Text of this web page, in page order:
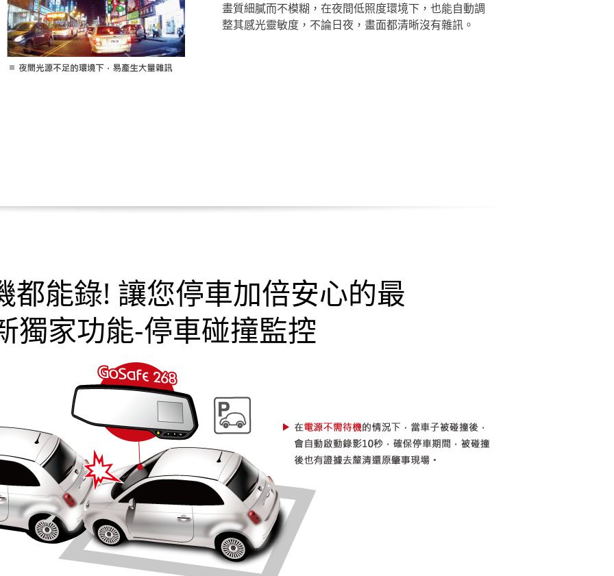
畫質細膩而不模糊，在夜間低照度環境下，也能自動調
整其感光靈敏度，不論日夜，畫面都清晰沒有雜訊。
都能錄! 讓您停車加倍安心的最
獨家功能-停車碰撞監控